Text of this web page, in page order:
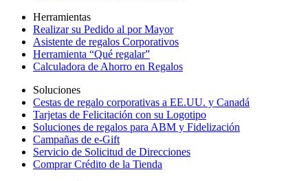
Herramientas
Realizar su Pedido al por Mayor
Asistente de regalos Corporativos
Herramienta “Qué regalar”
Calculadora de Ahorro en Regalos
Soluciones
Cestas de regalo corporativas a EE.UU. y Canadá
Tarjetas de Felicitación con su Logotipo
Soluciones de regalos para ABM y Fidelización
Campañas de e-Gift
Servicio de Solicitud de Direcciones
Comprar Crédito de la Tienda